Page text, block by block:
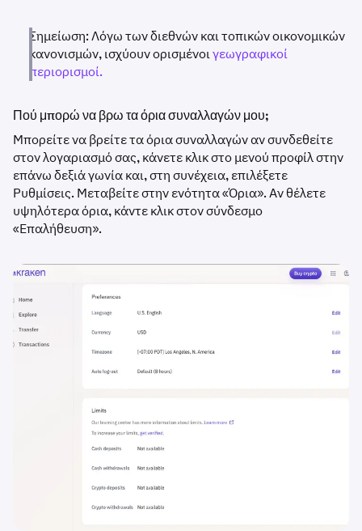
Σημείωση: Λόγω των διεθνών και τοπικών οικονομικών
κανονισμών, ισχύουν ορισμένοιγεωγραφικοί
περιορισμοί.
Πού μπορώ να βρω τα όρια συναλλαγών μου;
Μπορείτε να βρείτε τα όρια συναλλαγών αν συνδεθείτε
στον λογαριασμό σας, κάνετε κλικ στο μενού προφίλ στην
επάνω δεξιά γωνία και, στη συνέχεια, επιλέξετε
Ρυθμίσεις. Μεταβείτε στην ενότητα «Όρια». Αν θέλετε
υψηλότερα όρια, κάντε κλικ στον σύνδεσμο
«Επαλήθευση».